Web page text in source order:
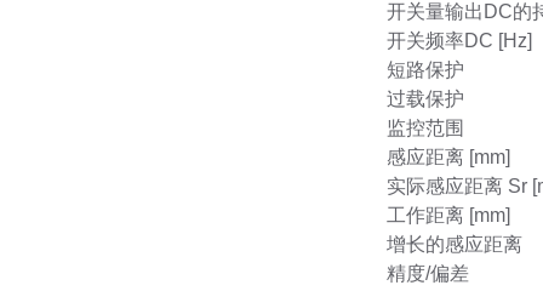
开关量输出DC的
开关频率DC [Hz]
短路保护
过载保护
监控范围
感应距离 [mm]
实际感应距离 Sr
工作距离 [mm]
增长的感应距离
精度/偏差